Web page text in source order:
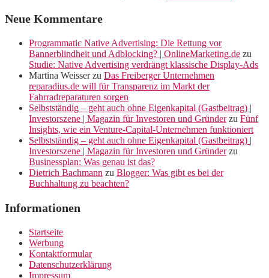
Neue Kommentare
Programmatic Native Advertising: Die Rettung vor
Bannerblindheit und Adblocking? | OnlineMarketing.de zu
Studie: Native Advertising verdrängt klassische Display-Ads
Martina Weisserzu Das Freiberger Unternehmen
reparadius.de will für Transparenz im Markt der
Fahrradreparaturen sorgen
Selbstständig – geht auch ohne Eigenkapital (Gastbeitrag) |
Investorszene | Magazin für Investoren und Gründerzu Fünf
Insights, wie ein Venture-Capital-Unternehmen funktioniert
Selbstständig – geht auch ohne Eigenkapital (Gastbeitrag) |
Investorszene | Magazin für Investoren und Gründerzu
Businessplan: Was genau ist das?
Dietrich Bachmann zu Blogger: Was gibt es bei der
Buchhaltung zu beachten?
Informationen
Startseite
Werbung
Kontaktformular
Datenschutzerklärung
Impressum